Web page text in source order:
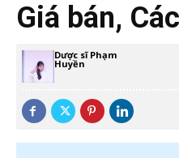
Giá bán,
Dược sĩ Phạm
Huyền